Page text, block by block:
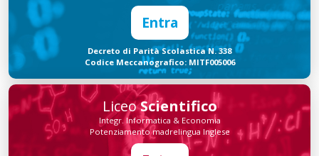
Entra
Decreto di Parità Scolastica N. 338
Codice Meccanografico: MITF005006
LiceoScientifico
Integr. Informatica & Economia
Potenziamento madrelingua Inglese